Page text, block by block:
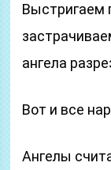
Выстригаем
ангела
Вот и все
Ангелы